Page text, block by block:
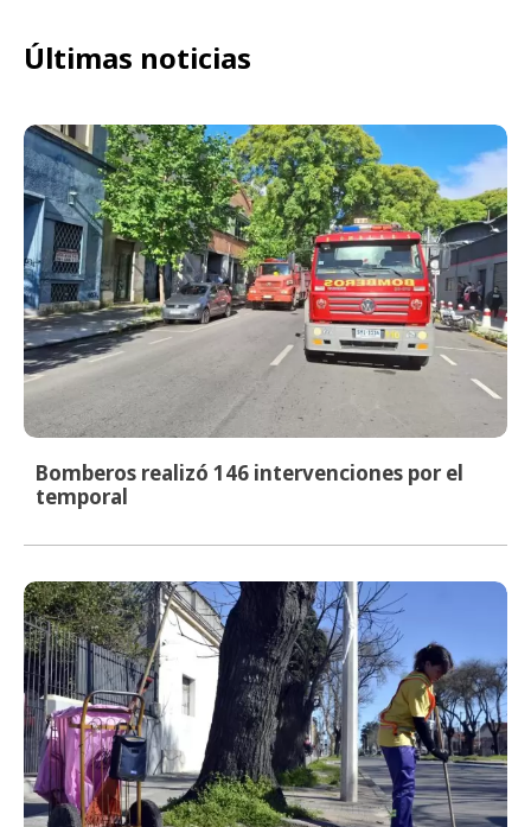
Últimas noticias
Bomberos realizó 146 intervenciones por el
temporal